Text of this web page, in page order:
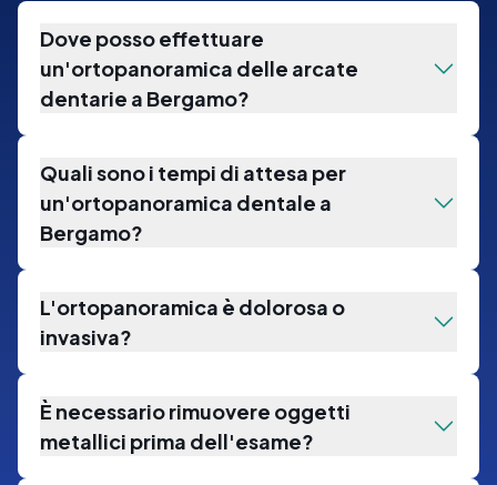
Dove posso effettuare
un'ortopanoramica delle arcate
dentarie a Bergamo?
Quali sono i tempi di attesa per
un'ortopanoramica dentale a
Bergamo?
L'ortopanoramica è dolorosa o
invasiva?
È necessario rimuovere oggetti
metallici prima dell'esame?